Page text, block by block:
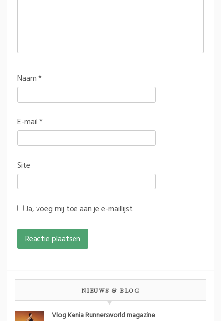
Naam*
E-mail*
Site
Ja, voeg mij toe aan je e-maillijst
NIEUWS & BLOG
Vlog Kenia Runnersworld magazine